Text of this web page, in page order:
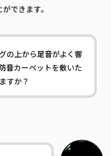
できます。
の上から足音がよく響
音カーペットを敷いた
すか？